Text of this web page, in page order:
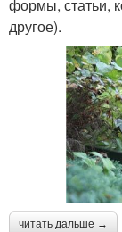
формы, статьи,
другое).
читать дальше →